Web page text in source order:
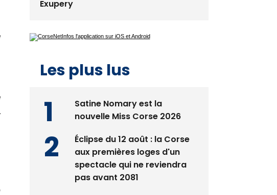
Exupery
Les plus lus
Satine Nomary est la
nouvelle Miss Corse 2026
Éclipse du 12 août : la Corse
aux premières loges d'un
spectacle qui ne reviendra
pas avant 2081